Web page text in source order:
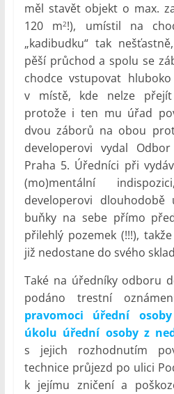
měl stavět objekt o max.
120 m2!), umístil na
„kadibudku“ tak
pěší průchod a spolu se
chodce vstupovat
v místě, kde nelze
protože i ten mu úřad
dvou záborů na obou
developerovi vydal
Praha 5. Úředníci při
(mo)mentální
developerovi
buňky na sebe přímo
přilehlý pozemek (!!!),
již nedostane do svého
Také na úředníky odboru
podáno trestní
pravomoci úřední osoby
úkolu úřední osoby z
s jejich rozhodnutím
technice průjezd po ulici
k jejímu zničení a